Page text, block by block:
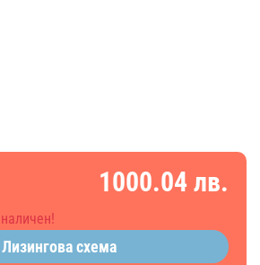
1000.04 лв.
Лизингова схема